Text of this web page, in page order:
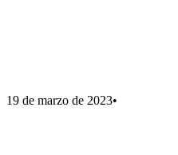
19 de marzo de 2023•